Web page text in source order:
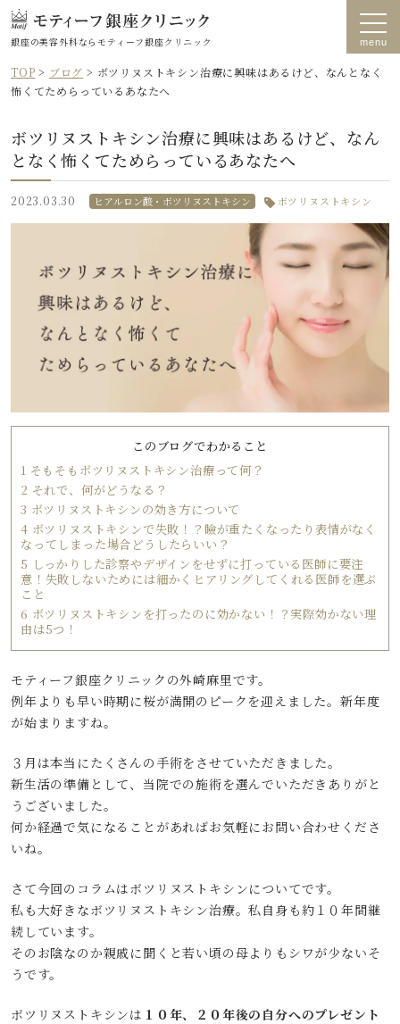
銀座の美容外科なら モティーフ銀座クリニック
TOP > ブログ > ボツリヌストキシン治療に興味はあるけど、なんとなく
怖くてためらっているあなたへ
ボツリヌストキシン治療に興味はあるけど、なん
となく怖くてためらっているあなたへ
2023.03.30 ヒアルロン酸・ボツリヌストキシン ボツリヌストキシン
このブログでわかること
1 そもそもボツリヌストキシン治療って何？
2 それで、何がどうなる？
3 ボツリヌストキシンの効き方について
4 ボツリヌストキシンで失敗！？瞼が重たくなったり表情がなく
なってしまった場合どうしたらいい？
5 しっかりした診察やデザインをせずに打っている医師に要注
意！失敗しないためには細かくヒアリングしてくれる医師を選ぶ
こと
6 ボツリヌストキシンを打ったのに効かない！？実際効かない理
由は5つ！
モティーフ銀座クリニックの外崎麻里です。
例年よりも早い時期に桜が満開のピークを迎えました。新年度
が始まりますね。
３月は本当にたくさんの手術をさせていただきました。
新生活の準備として、当院での施術を選んでいただきありがと
うございました。
何か経過で気になることがあればお気軽にお問い合わせくださ
いね。
さて今回のコラムはボツリヌストキシンについてです。
私も大好きなボツリヌストキシン治療。私自身も約１０年間継
続しています。
そのお陰なのか親戚に聞くと若い頃の母よりもシワが少ないそ
うです。
ボツリヌストキシンは １０年、２０年後の自分へのプレゼント